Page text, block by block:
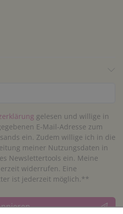
gelesen und willige in
E-Mail-Adresse zum
ein. Zudem willige ich in die
meiner Nutzungsdaten in
Newslettertools ein. Meine
widerrufen. Eine
ist jederzeit möglich.**